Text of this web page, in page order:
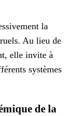
la
Au lieu de
elle invite à
systèmes
de la